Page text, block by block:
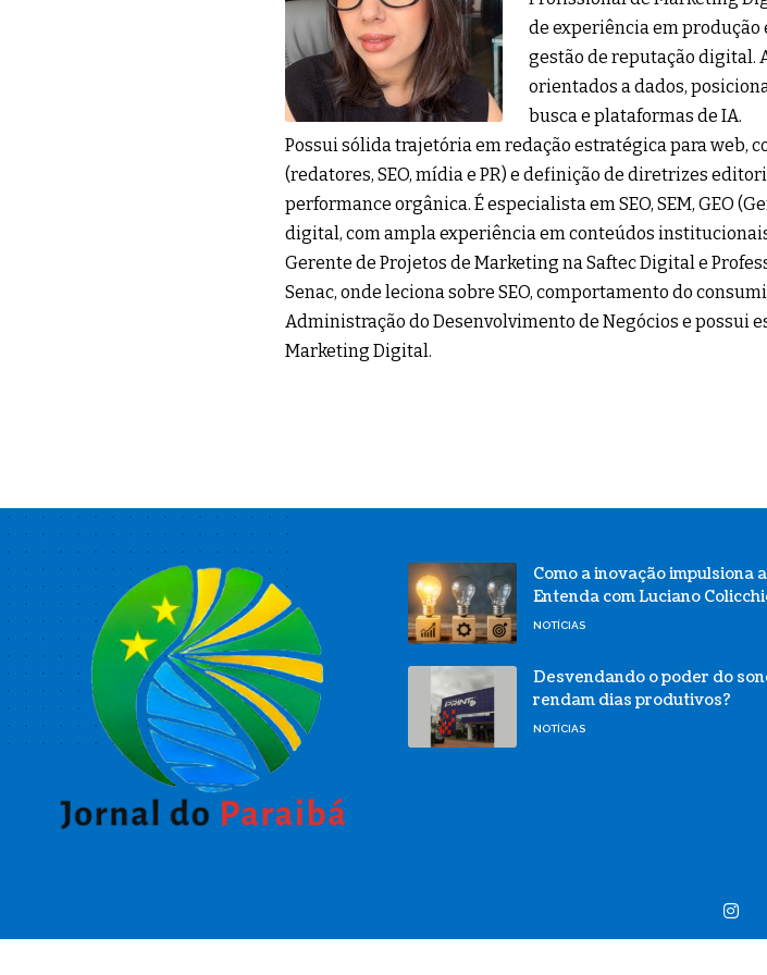
de experiência em produção
gestão de reputação digital.
orientados a dados,
busca e plataformas de IA.
Possui sólida trajetória em redação estratégica para web,
(redatores, SEO, mídia e PR) e definição de diretrizes
performance orgânica. É especialista em SEO, SEM, GEO
digital, com ampla experiência em conteúdos
Gerente de Projetos de Marketing na Saftec Digital e
Senac, onde leciona sobre SEO, comportamento do
Administração do Desenvolvimento de Negócios e possui
Marketing Digital.
Como a inovação impulsiona
Entenda com Luciano
NOTÍCIAS
Desvendando o poder do
rendam dias produtivos?
NOTÍCIAS